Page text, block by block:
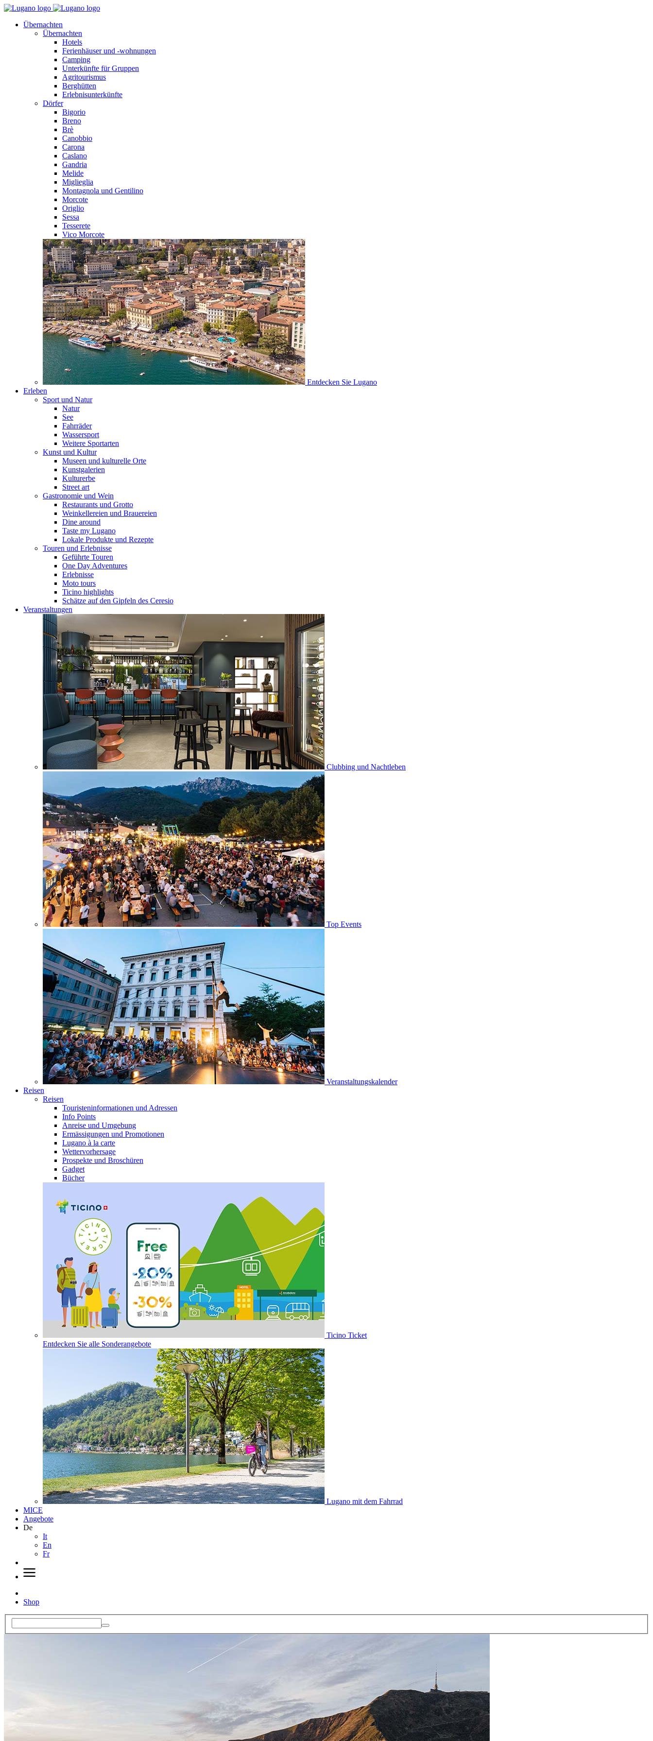
Übernachten
Übernachten
Hotels
Ferienhäuser und -wohnungen
Camping
Unterkünfte für Gruppen
Agritourismus
Berghütten
Erlebnisunterkünfte
Dörfer
Bigorio
Breno
Brè
Canobbio
Carona
Caslano
Gandria
Melide
Miglieglia
Montagnola und Gentilino
Morcote
Origlio
Sessa
Tesserete
Vico Morcote
Entdecken Sie Lugano
Erleben
Sport und Natur
Natur
See
Fahrräder
Wassersport
Weitere Sportarten
Kunst und Kultur
Museen und kulturelle Orte
Kunstgalerien
Kulturerbe
Street art
Gastronomie und Wein
Restaurants und Grotto
Weinkellereien und Brauereien
Dine around
Taste my Lugano
Lokale Produkte und Rezepte
Touren und Erlebnisse
Geführte Touren
One Day Adventures
Erlebnisse
Moto tours
Ticino highlights
Schätze auf den Gipfeln des Ceresio
Veranstaltungen
Clubbing und Nachtleben
Top Events
Veranstaltungskalender
Reisen
Reisen
Touristeninformationen und Adressen
Info Points
Anreise und Umgebung
Ermässigungen und Promotionen
Lugano à la carte
Wettervorhersage
Prospekte und Broschüren
Gadget
Bücher
Ticino Ticket
Entdecken Sie alle Sonderangebote
Lugano mit dem Fahrrad
MICE
Angebote
De
It
En
Fr
Shop